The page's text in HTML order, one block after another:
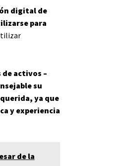
digital de
para
activos –
su
ya que
y experiencia
de la